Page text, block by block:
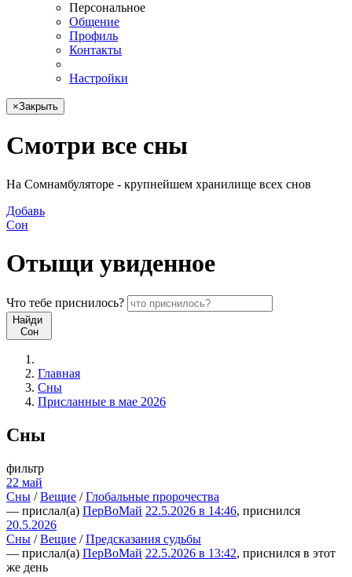
Персональное
Общение
Профиль
Контакты
Настройки
×Закрыть
Смотри все сны
На Сомнамбуляторе - крупнейшем хранилище всех снов
Добавь
Сон
Отыщи увиденное
Что тебе приснилось?
Найди
Сон
Главная
Сны
Присланные в мае 2026
Сны
фильтр
22 май
Сны /Вещие /Глобальные пророчества
— прислал(а) ПерВоМай 22.5.2026 в 14:46, приснился
20.5.2026
Сны /Вещие /Предсказания судьбы
— прислал(а) ПерВоМай 22.5.2026 в 13:42, приснился в этот
же день